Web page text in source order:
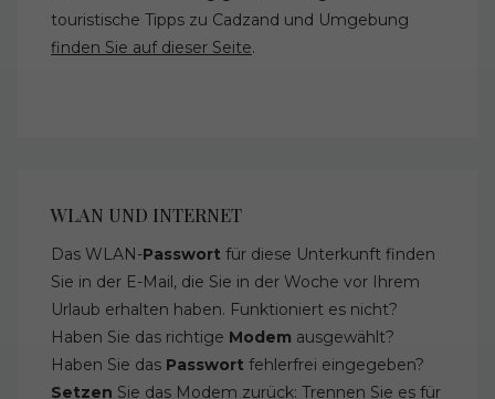
touristische Tipps zu Cadzand und Umgebung
finden Sie auf dieser Seite.
WLAN UND INTERNET
Das WLAN-Passwort für diese Unterkunft finden
Sie in der E-Mail, die Sie in der Woche vor Ihrem
Urlaub erhalten haben. Funktioniert es nicht?
Haben Sie das richtige Modem ausgewählt?
Haben Sie das Passwort fehlerfrei eingegeben?
Setzen Sie das Modem zurück: Trennen Sie es für